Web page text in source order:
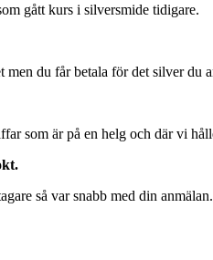
gått kurs i silversmide tidigare.
du får betala för det silver du
som är på en helg och där vi
så var snabb med din anmälan.